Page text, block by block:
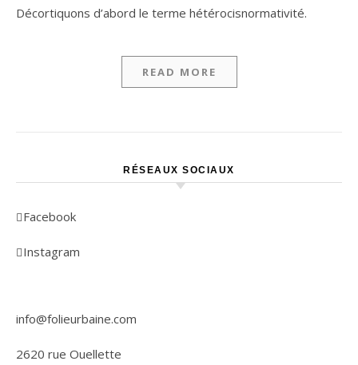
Décortiquons d’abord le terme hétérocisnormativité.
READ MORE
RÉSEAUX SOCIAUX
Facebook
Instagram
info@folieurbaine.com
2620 rue Ouellette